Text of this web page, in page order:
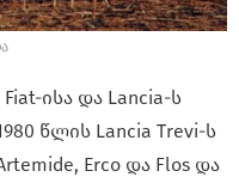
ისა და Lancia-ს
წლის Lancia Trevi-ს
Erco და Flos და